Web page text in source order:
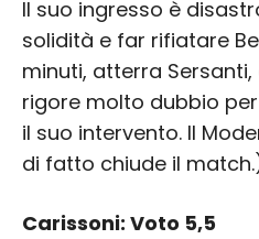
Il suo ingresso è
solidità e far rifiatare
minuti, atterra
rigore molto dubbio
il suo intervento. Il
di fatto chiude il
Carissoni: Voto 5,5